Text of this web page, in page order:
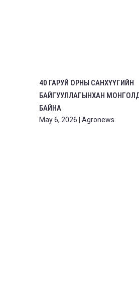
40 ГАРУЙ ОРНЫ САНХҮҮГИЙН
БАЙГУУЛЛАГЫНХАН
БАЙНА
May 6, 2026 Agronews